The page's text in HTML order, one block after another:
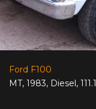
Ford F100
MT, 1983, Diesel,